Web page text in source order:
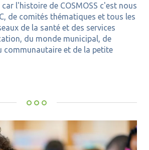
l'histoire de COSMOSS c'est nous
de comités thématiques et tous les
de la santé et des services
du monde municipal, de
communautaire et de la petite